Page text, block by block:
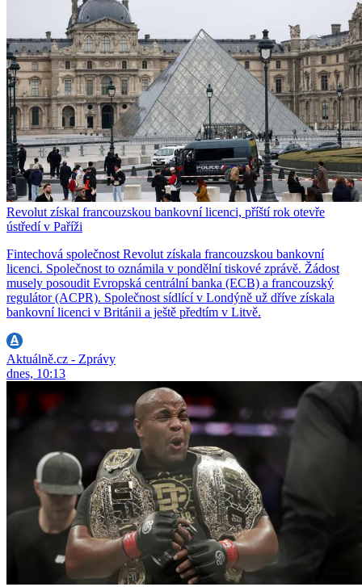
Revolut získal francouzskou bankovní licenci, příští rok otevře
ústředí v Paříži
Fintechová společnost Revolut získala francouzskou bankovní
licenci. Společnost to oznámila v pondělní tiskové zprávě. Žádost
musely posoudit Evropská centrální banka (ECB) a francouzský
regulátor (ACPR). Společnost sídlící v Londýně už dříve získala
bankovní licenci v Británii a ještě předtím v Litvě.
Aktuálně.cz - Zprávy
dnes, 10:13